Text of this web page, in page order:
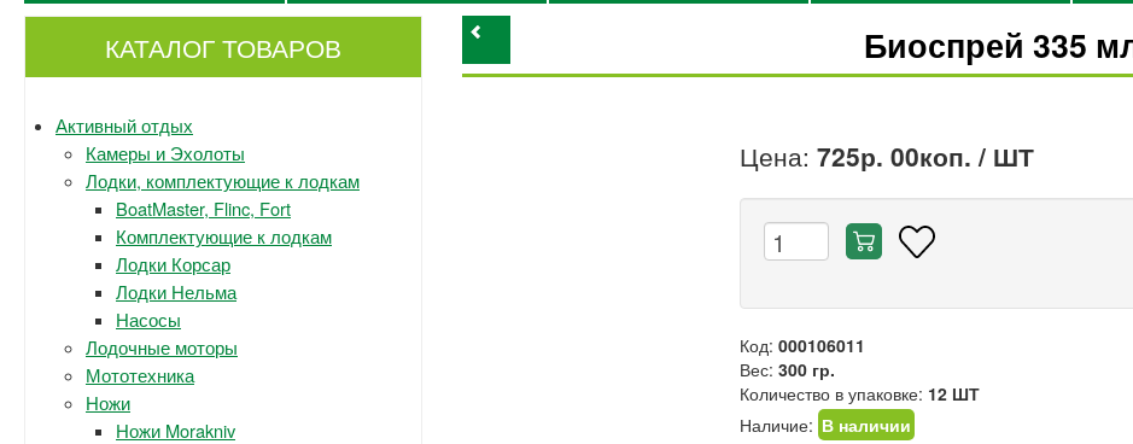
КАТАЛОГ ТОВАРОВ
Активный отдых
Камеры и Эхолоты
Лодки, комплектующие к лодкам
BoatMaster, Flinc, Fort
Комплектующие к лодкам
Лодки Корсар
Лодки Нельма
Насосы
Лодочные моторы
Мототехника
Ножи
Ножи Morakniv
Биоспрей 335
Цена:725р. 00коп. / ШТ
Код:000106011
Вес:300 гр.
Количество в упаковке: 12 ШТ
Наличие: В наличии